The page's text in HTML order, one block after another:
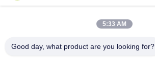
Adres
5:33 AM
Good day, what product are you looking for?